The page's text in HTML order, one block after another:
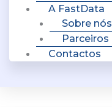
A FastData
Sobre nós
Parceiros
Contactos